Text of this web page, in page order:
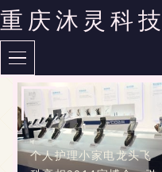
重庆沐灵科
个人护理小家电龙头飞